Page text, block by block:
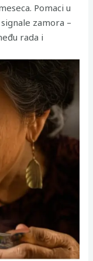
Pomaci u
zamora –
rada i